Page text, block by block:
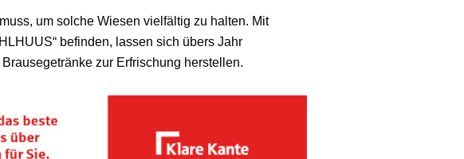
um solche Wiesen vielfältig zu halten. Mit
befinden, lassen sich übers Jahr
zur Erfrischung herstellen.